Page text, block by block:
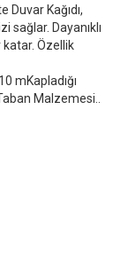
Duvar Kağıdı,
sağlar. Dayanıklı
katar. Özellik
mKapladığı
Malzemesi..